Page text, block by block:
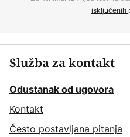
isključenih
Služba za kontakt
Odustanak od ugovora
Kontakt
Često postavljana pitanja